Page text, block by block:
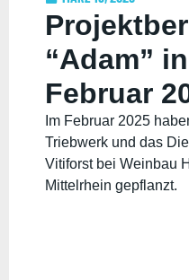
“Adam”
Februar
Im Februar 2025
Triebwerk und das
Vitiforst bei Weinbau
Mittelrhein gepflanzt.